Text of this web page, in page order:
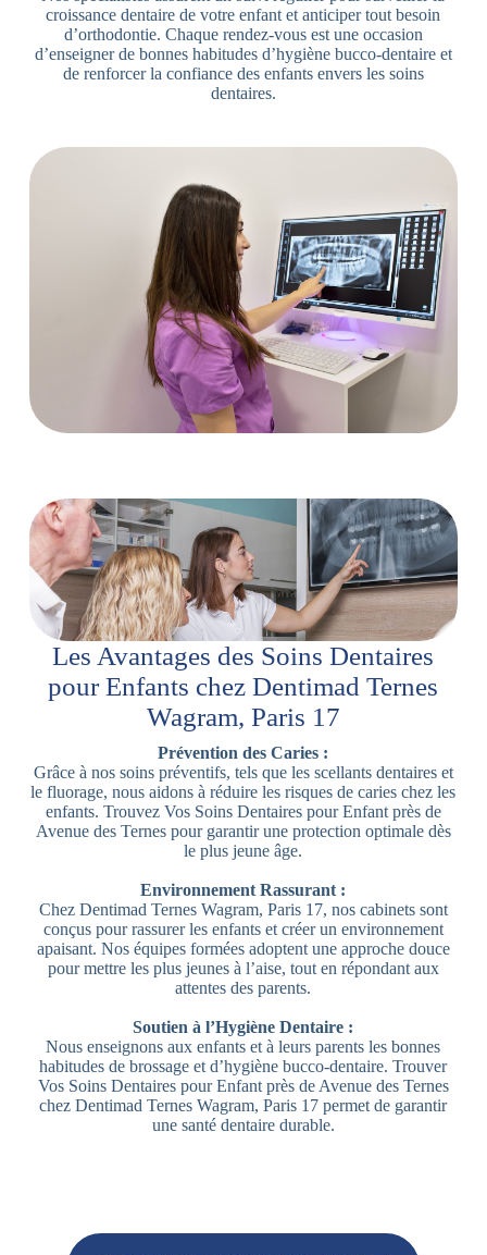
croissance dentaire de votre enfant et anticiper tout besoin
d’orthodontie. Chaque rendez-vous est une occasion
d’enseigner de bonnes habitudes d’hygiène bucco-dentaire et
de renforcer la confiance des enfants envers les soins
dentaires.
Les Avantages des Soins Dentaires
pour Enfants chez Dentimad Ternes
Wagram, Paris 17
Prévention des Caries :
Grâce à nos soins préventifs, tels que les scellants dentaires et
le fluorage, nous aidons à réduire les risques de caries chez les
enfants. Trouvez Vos Soins Dentaires pour Enfant près de
Avenue des Ternes pour garantir une protection optimale dès
le plus jeune âge.
Environnement Rassurant :
Chez Dentimad Ternes Wagram, Paris 17, nos cabinets sont
conçus pour rassurer les enfants et créer un environnement
apaisant. Nos équipes formées adoptent une approche douce
pour mettre les plus jeunes à l’aise, tout en répondant aux
attentes des parents.
Soutien à l’Hygiène Dentaire :
Nous enseignons aux enfants et à leurs parents les bonnes
habitudes de brossage et d’hygiène bucco-dentaire. Trouver
Vos Soins Dentaires pour Enfant près de Avenue des Ternes
chez Dentimad Ternes Wagram, Paris 17 permet de garantir
une santé dentaire durable.